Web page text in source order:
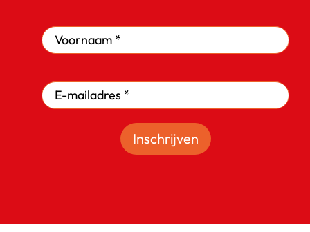
Inschrijven